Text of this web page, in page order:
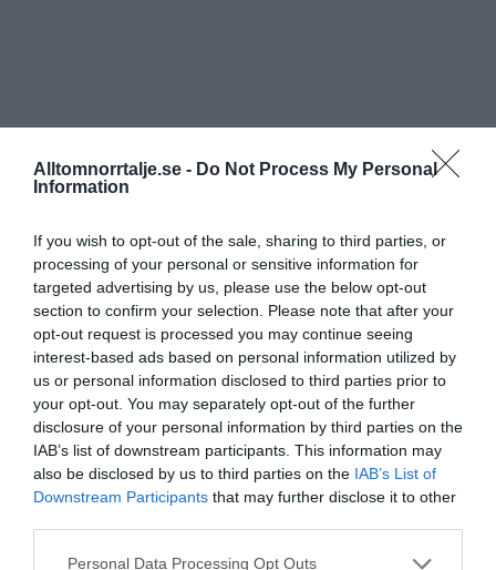
Alltomnorrtalje.se - Do Not Process My Personal
Information
If you wish to opt-out of the sale, sharing to third parties, or
processing of your personal or sensitive information for
targeted advertising by us, please use the below opt-out
section to confirm your selection. Please note that after your
opt-out request is processed you may continue seeing
interest-based ads based on personal information utilized by
us or personal information disclosed to third parties prior to
your opt-out. You may separately opt-out of the further
disclosure of your personal information by third parties on the
IAB’s list of downstream participants. This information may
also be disclosed by us to third parties on the IAB’s List of
Downstream Participants that may further disclose it to other
Personal Data Processing Opt Outs